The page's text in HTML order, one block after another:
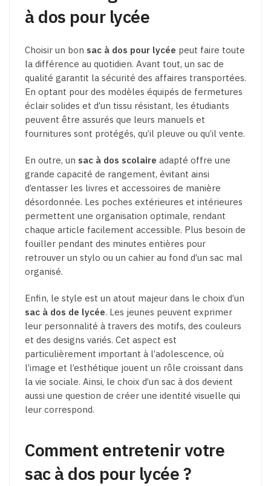
à dos pour lycée
Choisir un bon sac à dos pour lycée peut faire toute
la différence au quotidien. Avant tout, un sac de
qualité garantit la sécurité des affaires transportées.
En optant pour des modèles équipés de fermetures
éclair solides et d’un tissu résistant, les étudiants
peuvent être assurés que leurs manuels et
fournitures sont protégés, qu’il pleuve ou qu’il vente.
En outre, un sac à dos scolaire adapté offre une
grande capacité de rangement, évitant ainsi
d’entasser les livres et accessoires de manière
désordonnée. Les poches extérieures et intérieures
permettent une organisation optimale, rendant
chaque article facilement accessible. Plus besoin de
fouiller pendant des minutes entières pour
retrouver un stylo ou un cahier au fond d’un sac mal
organisé.
Enfin, le style est un atout majeur dans le choix d’un
sac à dos de lycée. Les jeunes peuvent exprimer
leur personnalité à travers des motifs, des couleurs
et des designs variés. Cet aspect est
particulièrement important à l’adolescence, où
l’image et l’esthétique jouent un rôle croissant dans
la vie sociale. Ainsi, le choix d’un sac à dos devient
aussi une question de créer une identité visuelle qui
leur correspond.
Comment entretenir votre
sac à dos pour lycée ?